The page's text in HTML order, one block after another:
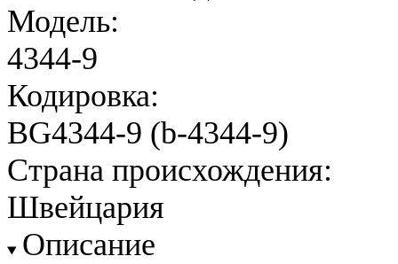
Модель:
4344-9
Кодировка:
BG4344-9 (b-4344-9)
Страна происхождения:
Швейцария
Описание